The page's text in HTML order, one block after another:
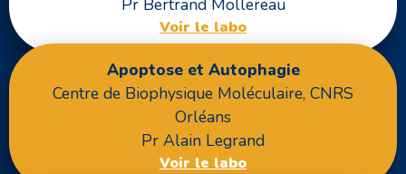
Pr Bertrand Mollereau
Voir le labo
Apoptose et Autophagie
Centre de Biophysique Moléculaire, CNRS
Orléans
Pr Alain Legrand
Voir le labo